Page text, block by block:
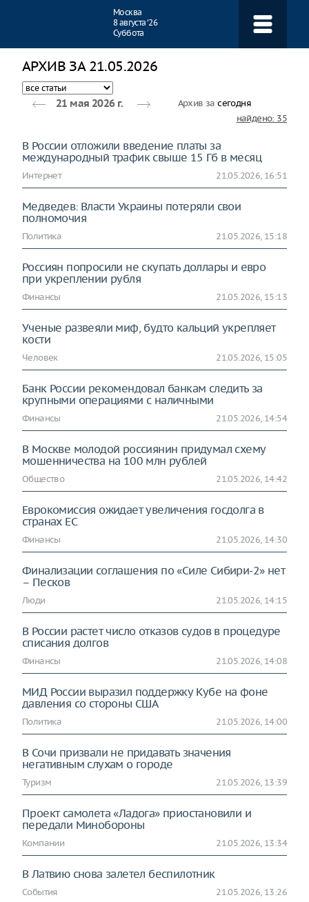
Москва
8 августа ‘26
Суббота
АРХИВ ЗА 21.05.2026
21 мая 2026 г. Архив засегодня
найдено: 35
В России отложили введение платы за
международный трафик свыше 15 Гб в месяц
Интернет 21.05.2026, 16:51
Медведев: Власти Украины потеряли свои
полномочия
Политика 21.05.2026, 15:18
Россиян попросили не скупать доллары и евро
при укреплении рубля
Финансы 21.05.2026, 15:13
Ученые развеяли миф, будто кальций укрепляет
кости
Человек 21.05.2026, 15:05
Банк России рекомендовал банкам следить за
крупными операциями с наличными
Финансы 21.05.2026, 14:54
В Москве молодой россиянин придумал схему
мошенничества на 100 млн рублей
Общество 21.05.2026, 14:42
Еврокомиссия ожидает увеличения госдолга в
странах ЕС
Финансы 21.05.2026, 14:30
Финализации соглашения по «Силе Сибири-2» нет
– Песков
Люди 21.05.2026, 14:15
В России растет число отказов судов в процедуре
списания долгов
Финансы 21.05.2026, 14:08
МИД России выразил поддержку Кубе на фоне
давления со стороны США
Политика 21.05.2026, 14:00
В Сочи призвали не придавать значения
негативным слухам о городе
Туризм 21.05.2026, 13:39
Проект самолета «Ладога» приостановили и
передали Минобороны
Компании 21.05.2026, 13:34
В Латвию снова залетел беспилотник
События 21.05.2026, 13:26